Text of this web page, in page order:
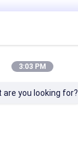
3:03 PM
are you looking for?